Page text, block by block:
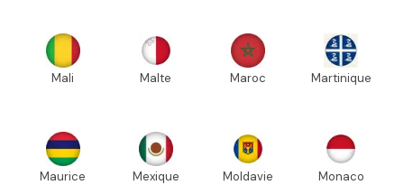
Mali Malte Maroc Martinique
Maurice Mexique Moldavie Monaco